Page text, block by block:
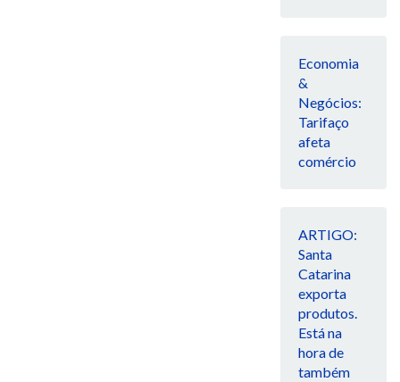
Economia
&
Negócios:
Tarifaço
afeta
comércio
ARTIGO:
Santa
Catarina
exporta
produtos.
Está na
hora de
também